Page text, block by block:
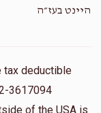
היינט בעז״ה
tax deductible
3617094
of the USA is